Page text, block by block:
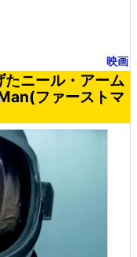
映画
たニール・アーム
ファーストマ